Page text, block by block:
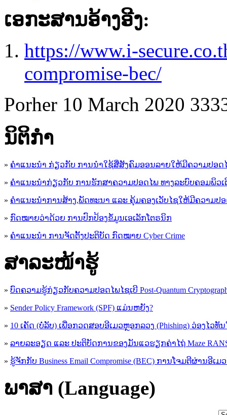
ເອກະສານອ້າງອີງ:
https://www.i-
compromise-bec/
Porher 10 March 2020
ນິ​ຕິ​ກໍາ
» ຄໍາແນະນໍາ ກ່ຽວກັບ ການນໍາໃຊ້ສື່ສັງຄົມອອນລາຍໃຫ້ມີຄວາມປອດ
» ຄຳແນະນຳກ່ຽວກັບ ການຮັກສາຄວາມປອດໄພ ທາງລະບົບຄອມພິວເ
» ຄຳແນະນຳການສ້າງ,ພັດທະນາ ແລະ ຄຸ້ມຄອງເວັບໄຊໃຫ້ມີຄວາມປ
» ກົດໝາຍວ່າດ້ວຍ ການປົກປ້ອງຂໍ້ມູນເອເລັກໂຕຣນິກ
» ຄຳແນະນຳ ການຈັດຕັ້ງປະຕິບັດ ກົດໝາຍ Cyber Crime
ສາລະໜ້າຮູ້
» ບົດຄວາມຮູ້ກ່ຽວກັບຄວາມປອດໄພໄຊເບີ Post-Quantum
» Sender Policy Framework (SPF) ແມ່ນຫຍັງ?
» 10 ເຄັດ (ບໍ່ລັບ) ເພື່ອກວດສອບອີເມວຫຼອກລວງ (Phishing) ວ່ອງໄວທັ
» ລາຍລະອຽດ ແລະ ປະຕິບັດການຂອງມັນແວຮຽກຄ່າໄຖ່ Maze
» ຮູ້​ຈັກກັບ​ Business Email Compromise (BEC) ການ​ໂຈມ​ຕີ​ຜ່ານ​ອີ​ເ
ພາສາ (Language)